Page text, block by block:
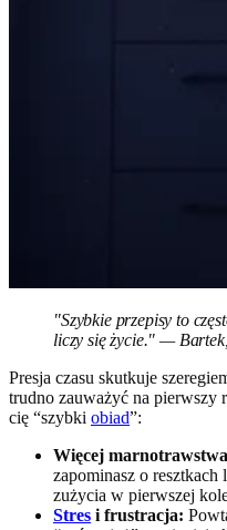
"Szybkie przepisy to
liczy się życie." —
Presja czasu skutkuje
trudno zauważyć na pierwszy
cię “szybki obiad”:
Więcej
zapominasz o
zużycia w pierwszej
Stres i frustracja: